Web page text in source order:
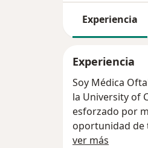
Experiencia
Experiencia
Soy Médica
la University of
esforzado por
oportunidad de
ver más